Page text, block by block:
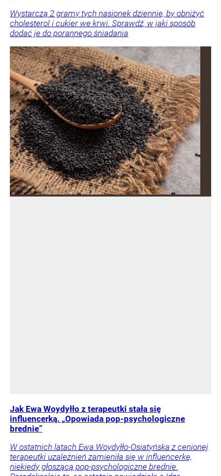
Wystarczą 2 gramy tych nasionek dziennie, by obniżyć
cholesterol i cukier we krwi. Sprawdź, w jaki sposób
dodać je do porannego śniadania
Jak Ewa Woydyłło z terapeutki stała się
influencerką. „Opowiada pop-psychologiczne
brednie”
W ostatnich latach Ewa Woydyłło-Osiatyńska z cenionej
terapeutki uzależnień zamieniła się w influencerkę,
niekiedy głoszącą pop-psychologiczne brednie.